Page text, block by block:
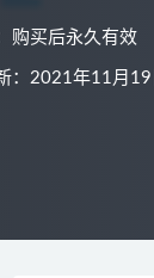
购买后永久有效
：2021年11月19